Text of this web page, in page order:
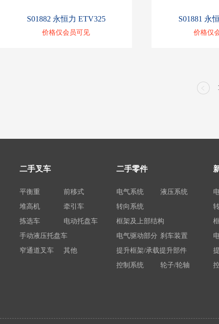
S01882 永恒力 ETV325
价格仅会员可见
S01881 永
价格仅
二手叉车
平衡重
前移式
堆高机
牵引车
拣选车
电动托盘车
手动液压托盘车
窄通道叉车
其他
二手零件
电气系统
液压系统
转向系统
框架及上部结构
电气驱动部分 刹车装置
提升框架/承载提升部件
控制系统
轮子/轮轴